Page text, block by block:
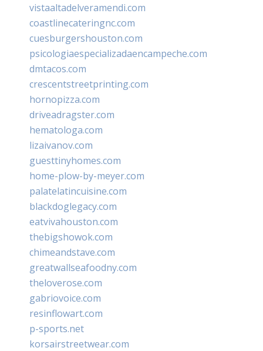
vistaaltadelveramendi.com
coastlinecateringnc.com
cuesburgershouston.com
psicologiaespecializadaencampeche.com
dmtacos.com
crescentstreetprinting.com
hornopizza.com
driveadragster.com
hematologa.com
lizaivanov.com
guesttinyhomes.com
home-plow-by-meyer.com
palatelatincuisine.com
blackdoglegacy.com
eatvivahouston.com
thebigshowok.com
chimeandstave.com
greatwallseafoodny.com
theloverose.com
gabriovoice.com
resinflowart.com
p-sports.net
korsairstreetwear.com